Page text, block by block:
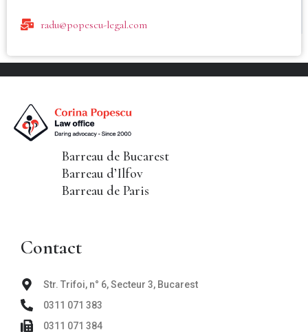
radu@popescu-legal.com
Barreau de Bucarest
Barreau d’Ilfov
Barreau de Paris
Contact
Str. Trifoi, n° 6, Secteur 3, Bucarest
0311 071 383
0311 071 384